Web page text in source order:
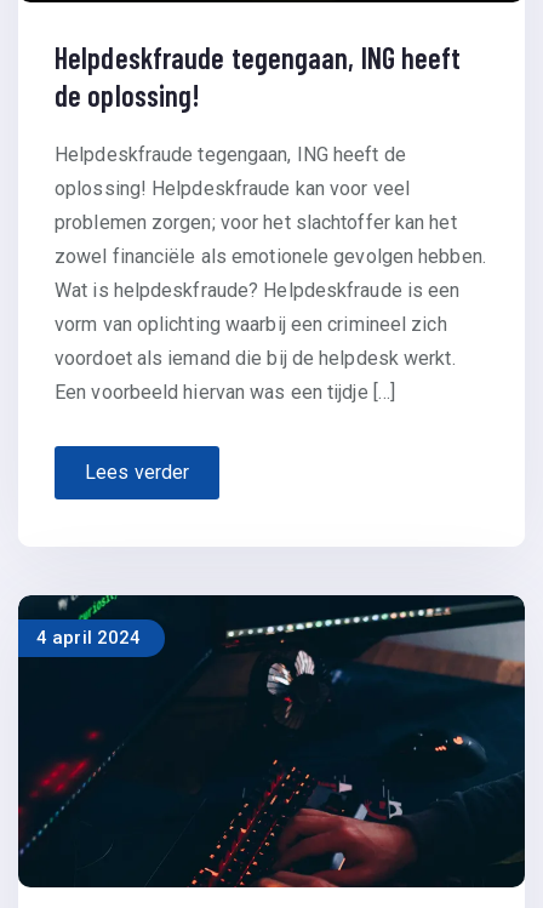
Helpdeskfraude tegengaan, ING heeft
de oplossing!
Helpdeskfraude tegengaan, ING heeft de
oplossing! Helpdeskfraude kan voor veel
problemen zorgen; voor het slachtoffer kan het
zowel financiële als emotionele gevolgen hebben.
Wat is helpdeskfraude? Helpdeskfraude is een
vorm van oplichting waarbij een crimineel zich
voordoet als iemand die bij de helpdesk werkt.
Een voorbeeld hiervan was een tijdje […]
Lees verder
4 april 2024